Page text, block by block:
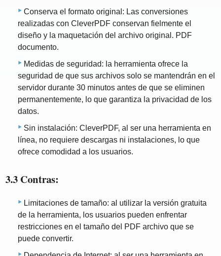
Conserva el formato original: Las conversiones
realizadas con CleverPDF conservan fielmente el
diseño y la maquetación del archivo original. PDF
documento.
Medidas de seguridad: la herramienta ofrece la
seguridad de que sus archivos solo se mantendrán en el
servidor durante 30 minutos antes de que se eliminen
permanentemente, lo que garantiza la privacidad de los
datos.
Sin instalación: CleverPDF, al ser una herramienta en
línea, no requiere descargas ni instalaciones, lo que
ofrece comodidad a los usuarios.
3.3 Contras:
Limitaciones de tamaño: al utilizar la versión gratuita
de la herramienta, los usuarios pueden enfrentar
restricciones en el tamaño del PDF archivo que se
puede convertir.